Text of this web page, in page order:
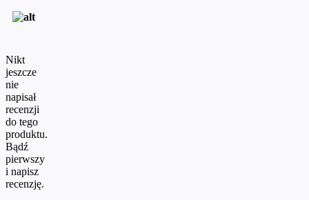
Nikt
jeszcze
nie
napisał
recenzji
do tego
produktu.
Bądź
pierwszy
i napisz
recenzję.